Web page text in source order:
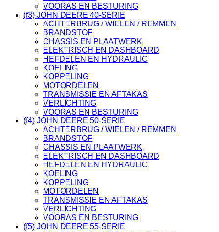
VOORAS EN BESTURING
(f3) JOHN DEERE 40-SERIE
ACHTERBRUG / WIELEN / REMMEN
BRANDSTOF
CHASSIS EN PLAATWERK
ELEKTRISCH EN DASHBOARD
HEFDELEN EN HYDRAULIC
KOELING
KOPPELING
MOTORDELEN
TRANSMISSIE EN AFTAKAS
VERLICHTING
VOORAS EN BESTURING
(f4) JOHN DEERE 50-SERIE
ACHTERBRUG / WIELEN / REMMEN
BRANDSTOF
CHASSIS EN PLAATWERK
ELEKTRISCH EN DASHBOARD
HEFDELEN EN HYDRAULIC
KOELING
KOPPELING
MOTORDELEN
TRANSMISSIE EN AFTAKAS
VERLICHTING
VOORAS EN BESTURING
(f5) JOHN DEERE 55-SERIE